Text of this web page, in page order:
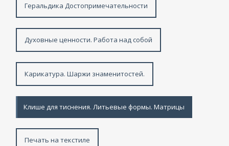
Геральдика Достопримечательности
Духовные ценности. Работа над собой
Карикатура. Шаржи знаменитостей.
Клише для тиснения. Литьевые формы. Матрицы
Печать на текстиле